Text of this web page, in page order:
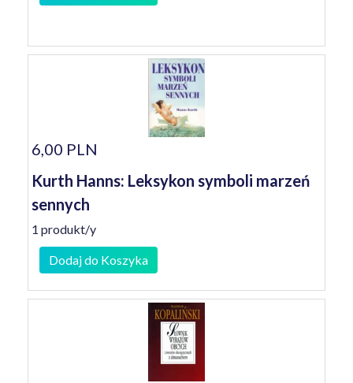
6,00 PLN
Kurth Hanns: Leksykon symboli marzeń
sennych
1 produkt/y
Dodaj do Koszyka